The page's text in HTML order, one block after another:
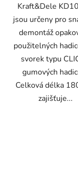
Kraft&Dele
jsou určeny pro
demontáž
použitelných
svorek typu
gumových
Celková délka
zajišťuje...